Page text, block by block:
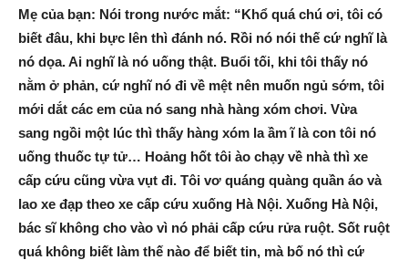
Mẹ của bạn: Nói trong nước mắt: “Khổ quá chú ơi, tôi có
biết đâu, khi bực lên thì đánh nó. Rồi nó nói thế cứ nghĩ là
nó dọa. Ai nghĩ là nó uống thật. Buổi tối, khi tôi thấy nó
nằm ở phản, cứ nghĩ nó đi về mệt nên muốn ngủ sớm, tôi
mới dắt các em của nó sang nhà hàng xóm chơi. Vừa
sang ngồi một lúc thì thấy hàng xóm la ầm ĩ là con tôi nó
uống thuốc tự tử… Hoảng hốt tôi ào chạy về nhà thì xe
cấp cứu cũng vừa vụt đi. Tôi vơ quáng quàng quần áo và
lao xe đạp theo xe cấp cứu xuống Hà Nội. Xuống Hà Nội,
bác sĩ không cho vào vì nó phải cấp cứu rửa ruột. Sốt ruột
quá không biết làm thế nào để biết tin, mà bố nó thì cứ